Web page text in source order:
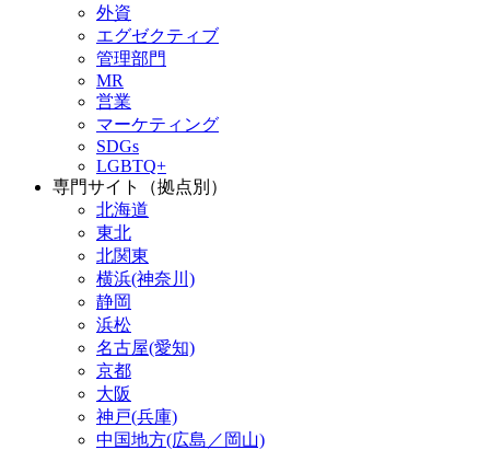
外資
エグゼクティブ
管理部門
MR
営業
マーケティング
SDGs
LGBTQ+
専門サイト（拠点別）
北海道
東北
北関東
横浜(神奈川)
静岡
浜松
名古屋(愛知)
京都
大阪
神戸(兵庫)
中国地方(広島／岡山)